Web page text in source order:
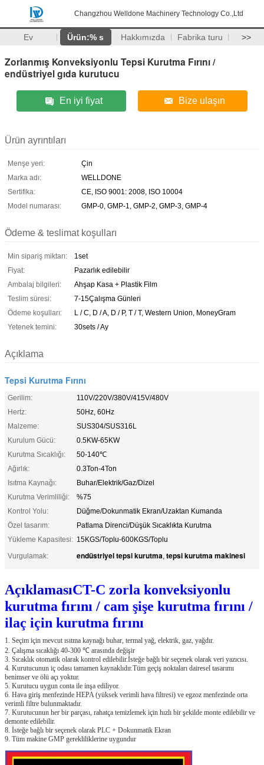
Changzhou Welldone Machinery Technology Co.,Ltd
Ev Ürün:% s Hakkımızda Fabrika turu >>
Zorlanmış Konveksiyonlu Tepsi Kurutma Fırını /
endüstriyel gıda kurutucu
En iyi fiyat Bize ulaşın
Ürün ayrıntıları
Menşe yeri:
Çin
Marka adı:
WELLDONE
Sertifika:
CE, ISO 9001: 2008, ISO 10004
Model numarası:
GMP-0, GMP-1, GMP-2, GMP-3, GMP-4
Ödeme & teslimat koşulları
Min sipariş miktarı:
1set
Fiyat:
Pazarlık edilebilir
Ambalaj bilgileri:
Ahşap Kasa + Plastik Film
Teslim süresi:
7-15Çalışma Günleri
Ödeme koşulları:
L / C, D / A, D / P, T / T, Western Union, MoneyGram
Yetenek temini:
30sets / Ay
Açıklama
Tepsi Kurutma Fırını
Gerilim:
110V/220V/380V/415V/480V
Hertz:
50Hz, 60Hz
Malzeme:
SUS304/SUS316L
Kurulum Gücü:
0.5KW-65KW
Kurutma Sıcaklığı:
50-140℃
Ağırlık:
0.3Ton-4Ton
Isıtma Kaynağı:
Buhar/Elektrik/Gaz/Dizel
Kurutma Verimliliği:
%75
Kontrol Yolu:
Düğme/Dokunmatik Ekran/Uzaktan Kumanda
Özel tasarım:
Patlama Direnci/Düşük Sıcaklıkta Kurutma
Yükleme Kapasitesi: 15KGS/Toplu-600KGS/Toplu
Vurgulamak:
endüstriyel tepsi kurutma, tepsi kurutma makinesi
AçıklamasıCT-C zorla konveksiyonlu
kurutma fırını / cam şişe kurutma fırını /
ilaç için kurutma fırını
1. Seçim için mevcut ısıtma kaynağı buhar, termal yağ, elektrik, gaz, yağdır.
2. Çalışma sıcaklığı 40-300 ℃ arasında değişir
3. Sıcaklık otomatik olarak kontrol edilebilir.İsteğe bağlı bir seçenek olarak veri yazıcısı.
4. Kurutucunun iç odası tamamen kaynaklıdır.Tüm geçiş noktaları dairesel tasarımı
benimser ve ölü açı yoktur.
5. Kurutucu uygun conta ile inşa ediliyor.
6. Hava giriş menfezinde HEPA (yüksek verimli hava filtresi) ve egzoz menfezinde orta
verimli filtre bulunmaktadır.
7. Kurutucunun her bir parçası, rahatça temizlemek için hızlı bir şekilde monte edilebilir ve
demonte edilebilir.
8. İsteğe bağlı bir seçenek olarak PLC + Dokunmatik Ekran
9. Tüm makine GMP gerekliliklerine uygundur